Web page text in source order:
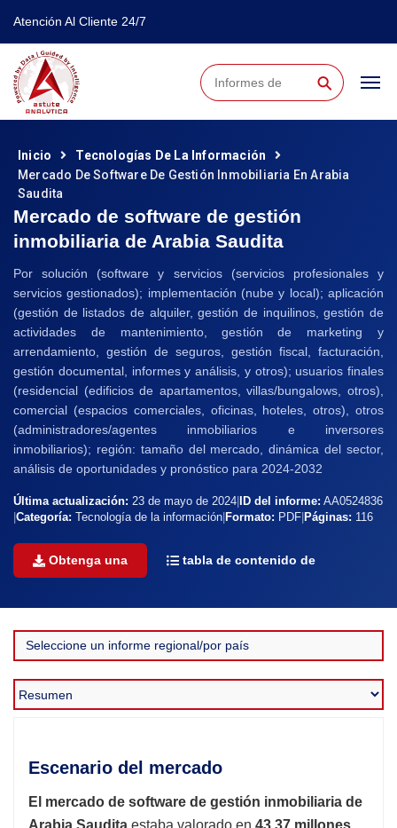
Atención Al Cliente 24/7
⚲
Inicio
Tecnologías De La Información
Mercado De Software De Gestión Inmobiliaria En Arabia
Saudita
Mercado de software de gestión
inmobiliaria de Arabia Saudita
Por solución (software y servicios (servicios profesionales y
servicios gestionados); implementación (nube y local); aplicación
(gestión de listados de alquiler, gestión de inquilinos, gestión de
actividades de mantenimiento, gestión de marketing y
arrendamiento, gestión de seguros, gestión fiscal, facturación,
gestión documental, informes y análisis, y otros); usuarios finales
(residencial (edificios de apartamentos, villas/bungalows, otros),
comercial (espacios comerciales, oficinas, hoteles, otros), otros
(administradores/agentes inmobiliarios e inversores
inmobiliarios); región: tamaño del mercado, dinámica del sector,
análisis de oportunidades y pronóstico para 2024-2032
Última actualización: 23 de mayo de 2024 ID del informe: AA0524836
Categoría: Tecnología de la información Formato: PDF Páginas: 116
Obtenga una tabla de contenido de
Escenario del mercado
El mercado de software de gestión inmobiliaria de
Arabia Saudita estaba valorado en 43,37 millones